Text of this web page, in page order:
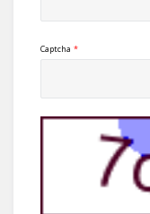
Captcha *